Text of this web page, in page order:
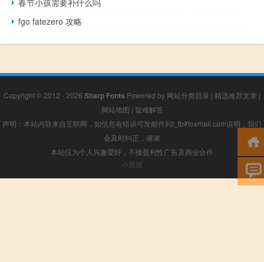
fgo fatezero 攻略
Copyright © 2012 - 2026 Sharp Fonts Powered by 网站分类目录 | 精选推荐文章 |
网站地图 | 疑难解答
声明：本站内容来自互联网，如信息有错误可发邮件到f_fb#foxmail.com说明，我们
会及时纠正，谢谢
本站仅为个人兴趣爱好，不接盈利性广告及商业合作
小男孩